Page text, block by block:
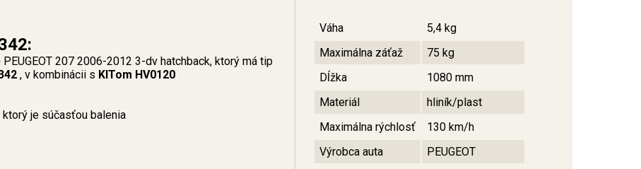
207 2006-2012 3-dv hatchback, ktorý má tip
, v kombinácii s KITom HV0120
je súčasťou balenia
Váha
5,4 kg
Maximálna záťaž
75 kg
Dĺžka
1080 mm
Materiál
hliník/plast
Maximálna rýchlosť
130 km/h
Výrobca auta
PEUGEOT